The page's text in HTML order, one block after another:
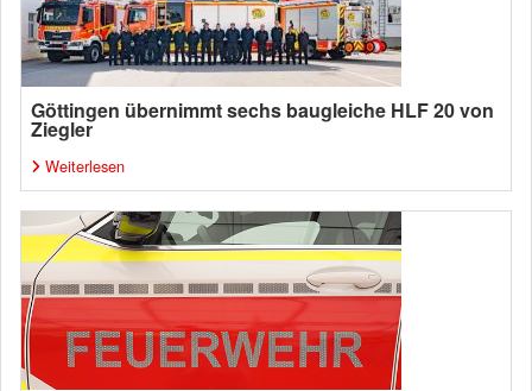
Göttingen übernimmt sechs baugleiche HLF 20 von
Ziegler
Weiterlesen